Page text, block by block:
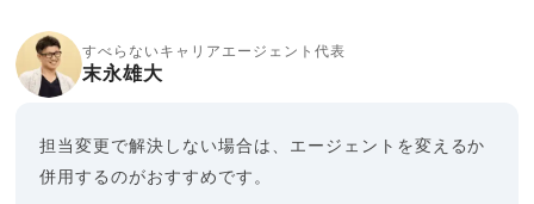
すべらないキャリアエージェント代表
末永雄大
担当変更で解決しない場合は、エージェントを変えるか
併用するのがおすすめです。